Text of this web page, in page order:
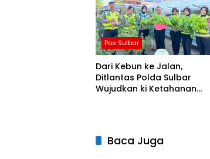
Pos Sulbar
Dari Kebun ke Jalan,
Ditlantas Polda Sulbar
Wujudkan ki Ketahanan
Baca Juga